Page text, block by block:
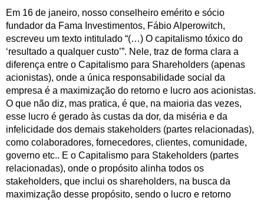
Em 16 de janeiro, nosso conselheiro emérito e sócio
fundador da Fama Investimentos, Fábio Alperowitch,
escreveu um texto intitulado “(…) O capitalismo tóxico do
‘resultado a qualquer custo’”. Nele, traz de forma clara a
diferença entre o Capitalismo para Shareholders (apenas
acionistas), onde a única responsabilidade social da
empresa é a maximização do retorno e lucro aos acionistas.
O que não diz, mas pratica, é que, na maioria das vezes,
esse lucro é gerado às custas da dor, da miséria e da
infelicidade dos demais stakeholders (partes relacionadas),
como colaboradores, fornecedores, clientes, comunidade,
governo etc.. E o Capitalismo para Stakeholders (partes
relacionadas), onde o propósito alinha todos os
stakeholders, que inclui os shareholders, na busca da
maximização desse propósito, sendo o lucro e retorno